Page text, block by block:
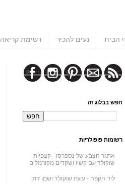
הבית נעים להכיר רשימת קריאה
חפש בבלוג זה
רשומות פופולריות
אתגר הצבע של נספרסו - קצפיות
שוקולד עם קשיו ושקדים מקורמלים
ליד הקפה - עוגת שוקולד ושמן זית